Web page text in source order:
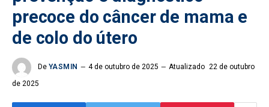
precoce do câncer de mama e
de colo do útero
De YASMIN 4 de outubro de 2025 Atualizado 22 de outubro
de 2025